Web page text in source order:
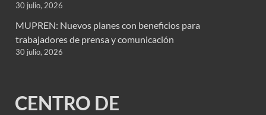
30 julio, 2026
MUPREN: Nuevos planes con beneficios para
trabajadores de prensa y comunicación
30 julio, 2026
CENTRO DE